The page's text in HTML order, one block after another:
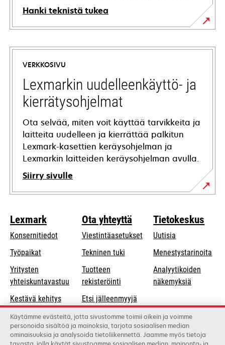
Hanki teknistä tukea
opens
in
new
tab
VERKKOSIVU
Lexmarkin uudelleenkäyttö- ja
kierrätysohjelmat
Ota selvää, miten voit käyttää tarvikkeita ja
laitteita uudelleen ja kierrättää palkitun
Lexmark-kasettien keräysohjelman ja
Lexmarkin laitteiden keräysohjelman avulla.
Siirry sivulle
Lexmark
Konsernitiedot
Työpaikat
Yritysten
yhteiskuntavastuu opens
a
new
tab
Kestävä kehitys
Lexmarkin
kumppanit
Ota yhteyttä
Viestintäasetukset
Tekninen tukiopens
tab
Tuotteen
rekisteröinti
Etsi jälleenmyyjä
Luettelo
tukkukauppiaista
Tietokeskus
Uutisia
Menestystarinoita
Analyytikoiden
näkemyksiä
Käytämme evästeitä, jotta sivustomme toimii oikein ja voimme
personoida sisältöä ja mainoksia, tarjota sosiaalisen median
ominaisuuksia ja analysoida tietoliikennettä. Jaamme myös tietoja